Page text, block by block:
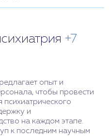
+7
опыт и
чтобы провести
психиатрического
и
на каждом этапе.
к последним научным